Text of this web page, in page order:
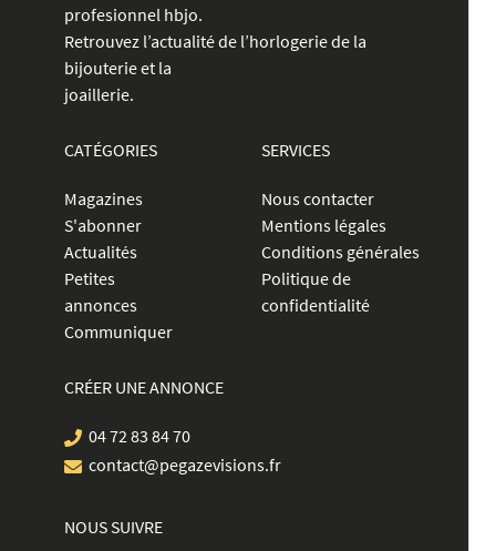
profesionnel hbjo.
Retrouvez l’actualité de l’horlogerie de la
bijouterie et la
joaillerie.
CATÉGORIES
Magazines
S'abonner
Actualités
Petites
annonces
Communiquer
SERVICES
Nous contacter
Mentions légales
Conditions générales
Politique de
confidentialité
CRÉER UNE ANNONCE
04 72 83 84 70
contact@pegazevisions.fr
NOUS SUIVRE